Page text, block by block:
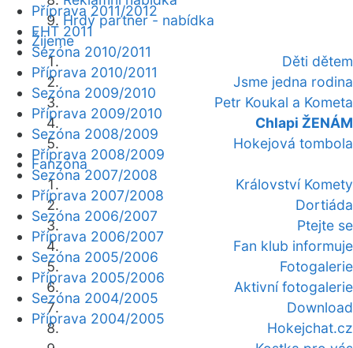
Hrdý partner - nabídka
Žijeme
Děti dětem
Jsme jedna rodina
Petr Koukal a Kometa
Chlapi ŽENÁM
Hokejová tombola
Fanzóna
Království Komety
Dortiáda
Ptejte se
Fan klub informuje
Fotogalerie
Aktivní fotogalerie
Download
Hokejchat.cz
Příprava 2011/2012
EHT 2011
Sezóna 2010/2011
Příprava 2010/2011
Sezóna 2009/2010
Příprava 2009/2010
Sezóna 2008/2009
Příprava 2008/2009
Sezóna 2007/2008
Příprava 2007/2008
Sezóna 2006/2007
Příprava 2006/2007
Sezóna 2005/2006
Příprava 2005/2006
Sezóna 2004/2005
Příprava 2004/2005